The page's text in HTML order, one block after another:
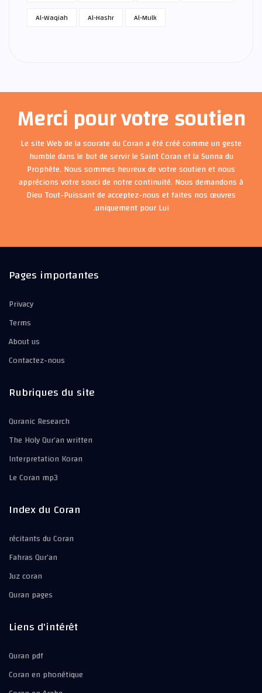
Al-Waqiah
Al-Hashr Al-Mulk
Merci pour votre soutien
Le site Web de la sourate du Coran a été créé comme un geste
humble dans le but de servir le Saint Coran et la Sunna du
Prophète. Nous sommes heureux de votre soutien et nous
apprécions votre souci de notre continuité. Nous demandons à
Dieu Tout-Puissant de acceptez-nous et faites nos œuvres
uniquement pour Lui.
Pages importantes
Privacy
Terms
About us
Contactez-nous
Rubriques du site
Quranic Research
The Holy Qur’an written
Interpretation Koran
Le Coran mp3
Index du Coran
récitants du Coran
Fahras Qur’an
Juz coran
Quran pages
Liens d'intérêt
Quran pdf
Coran en phonétique